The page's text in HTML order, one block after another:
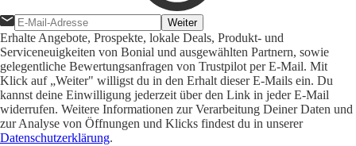
Weiter
Erhalte Angebote, Prospekte, lokale Deals, Produkt- und
Serviceneuigkeiten von Bonial und ausgewählten Partnern, sowie
gelegentliche Bewertungsanfragen von Trustpilot per E-Mail. Mit
Klick auf „Weiter" willigst du in den Erhalt dieser E-Mails ein. Du
kannst deine Einwilligung jederzeit über den Link in jeder E-Mail
widerrufen. Weitere Informationen zur Verarbeitung Deiner Daten und
zur Analyse von Öffnungen und Klicks findest du in unserer
Datenschutzerklärung.